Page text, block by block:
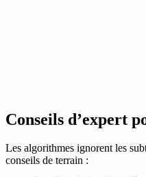
Conseils d’expert
Les algorithmes ignorent les
conseils de terrain :